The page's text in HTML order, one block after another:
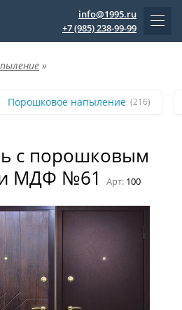
info@1995.ru
+7 (985) 238-99-99
»
Порошковое напыление (216)
с порошковым
МДФ №61
Арт: 100